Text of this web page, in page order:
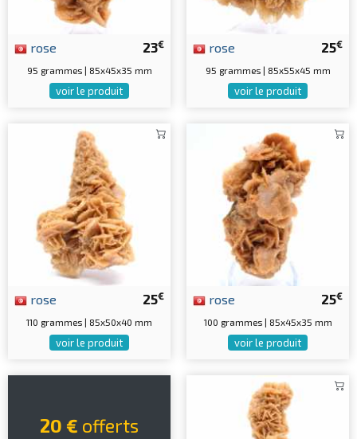
23€
rose
95 grammes | 85x45x35 mm
voir le produit
25€
rose
95 grammes | 85x55x45 mm
voir le produit
25€
rose
110 grammes | 85x50x40 mm
voir le produit
25€
rose
100 grammes | 85x45x35 mm
voir le produit
20 € offerts